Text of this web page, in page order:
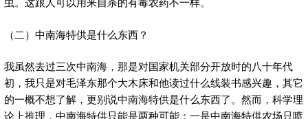
（二）中南海特供是什么东西？
我虽然去过三次中南海，那是对国家机关部分开放时的八十年代
初，我只是对毛泽东那个大木床和他读过什么线装书感兴趣，其它
的一概不想了解，更别说中南海特供是什么东西了。然而，科学理
论上推理，中南海特供只能是两种可能：一是中南海特供农场只喷